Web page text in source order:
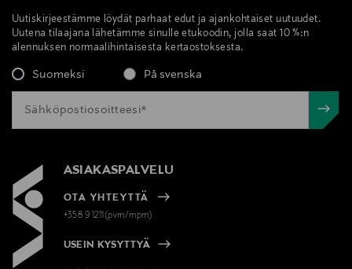
Uutiskirjeestämme löydät parhaat edut ja ajankohtaiset uutuudet.
Uutena tilaajana lähetämme sinulle etukoodin, jolla saat 10 %:n
alennuksen normaalihintaisesta kertaostoksesta.
Suomeksi På svenska
ASIAKASPALVELU
OTA YHTEYTTÄ
+358 9 1211(pvm/mpm)
USEIN KYSYTTYÄ